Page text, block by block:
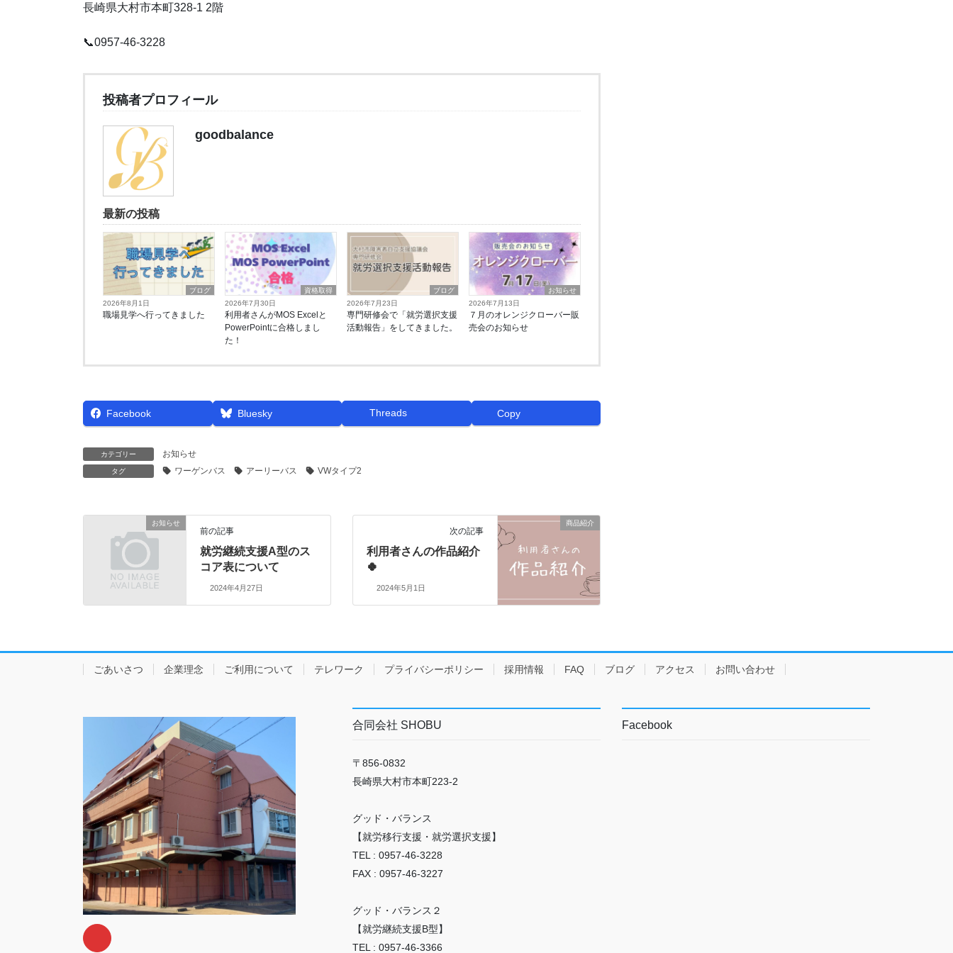
長崎県大村市本町328-1 2階
📞0957-46-3228
投稿者プロフィール
goodbalance
最新の投稿
ブログ
2026年8月1日
職場見学へ行ってきました
資格取得
2026年7月30日
利用者さんがMOS Excelと
PowerPointに合格しまし
た！
ブログ
2026年7月23日
専門研修会で「就労選択支援
活動報告」をしてきました。
お知らせ
2026年7月13日
７月のオレンジクローバー販
売会のお知らせ
Facebook Bluesky Threads Copy
カテゴリー お知らせ
タグ ワーゲンバス アーリーバス VWタイプ2
お知らせ
前の記事
就労継続支援A型のス
コア表について
2024年4月27日
商品紹介
次の記事
利用者さんの作品紹介
🍀
2024年5月1日
ごあいさつ 企業理念 ご利用について テレワーク プライバシーポリシー 採用情報 FAQ ブログ アクセス お問い合わせ
合同会社 SHOBU
〒856-0832
長崎県大村市本町223-2
グッド・バランス
【就労移行支援・就労選択支援】
TEL : 0957-46-3228
FAX : 0957-46-3227
グッド・バランス２
【就労継続支援B型】
TEL : 0957-46-3366
Facebook